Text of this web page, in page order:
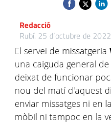
Redacció
Rubí. 25 d’octubre de
El servei de missatgeria
una caiguda general
deixat de funcionar
nou del matí d'aquest
enviar missatges ni en
mòbil ni tampoc en la